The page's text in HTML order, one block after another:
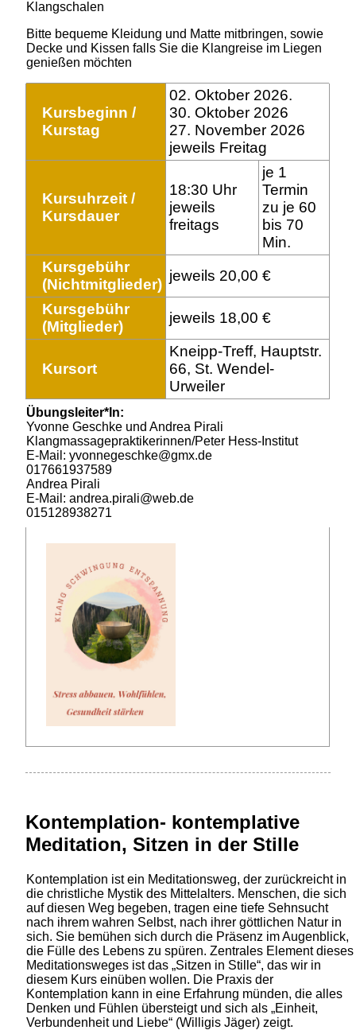
Klangschalen
Bitte bequeme Kleidung und Matte mitbringen, sowie
Decke und Kissen falls Sie die Klangreise im Liegen
genießen möchten
Kursbeginn /
Kurstag
02. Oktober 2026.
30. Oktober 2026
27. November 2026
jeweils Freitag
Kursuhrzeit /
Kursdauer
18:30 Uhr
jeweils
freitags
je 1
Termin
zu je 60
bis 70
Min.
Kursgebühr
(Nichtmitglieder)
jeweils 20,00 €
Kursgebühr
(Mitglieder)
jeweils 18,00 €
Kursort
Kneipp-Treff, Hauptstr.
66, St. Wendel-
Urweiler
Übungsleiter*In:
Yvonne Geschke und Andrea Pirali
Klangmassagepraktikerinnen/Peter Hess-Institut
E-Mail: yvonnegeschke@gmx.de
017661937589
Andrea Pirali
E-Mail: andrea.pirali@web.de
015128938271
Kontemplation- kontemplative
Meditation, Sitzen in der Stille
Kontemplation ist ein Meditationsweg, der zurückreicht in
die christliche Mystik des Mittelalters. Menschen, die sich
auf diesen Weg begeben, tragen eine tiefe Sehnsucht
nach ihrem wahren Selbst, nach ihrer göttlichen Natur in
sich. Sie bemühen sich durch die Präsenz im Augenblick,
die Fülle des Lebens zu spüren. Zentrales Element dieses
Meditationsweges ist das „Sitzen in Stille“, das wir in
diesem Kurs einüben wollen. Die Praxis der
Kontemplation kann in eine Erfahrung münden, die alles
Denken und Fühlen übersteigt und sich als „Einheit,
Verbundenheit und Liebe“ (Willigis Jäger) zeigt.